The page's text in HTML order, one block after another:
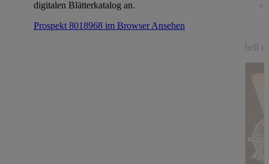
digitalen Blätterkatalog an.
Prospekt 8018968 im BrowserAnsehen
hell